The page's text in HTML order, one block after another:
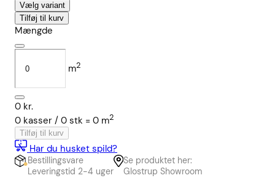
Vælg variant
Tilføj til kurv
Mængde
m2
0 kr.
0 kasser / 0 stk = 0 m2
Tilføj til kurv
Har du husket spild?
Bestillingsvare
Leveringstid 2-4 uger
Se produktet her:
Glostrup Showroom